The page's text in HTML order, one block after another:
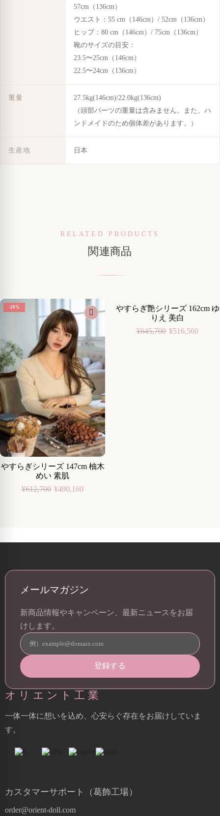
57cm（136cm）
ウエスト：55 cm（146cm）/ 52cm（136cm）
ヒップ：80 cm（146cm）/ 75cm（136cm）
靴のサイズの目安：
23.5〜25cm（146cm）
22.5〜24cm（136cm）
重量
27.5kg(146cm)/22.0kg(136cm)
（頭部パーツの重量は含みません。また、ハ
ンドメイドのため個体差があります。）
生産地 日本
RELATED PRODUCTS
関連商品
-20%
やすらぎシリーズ 147cm 柚木
めい 素肌
¥612,700 ¥490,160
-20%
やすらぎ艶シリーズ 162cm ゆ
りえ 美白
¥645,700 ¥516,560
メールマガジン
新商品情報やキャンペーン、最新ニュースをお届
けします。
オリエント工業
一体一体に想いを込め、心安らぐ存在をお届けしていま
す。
カスタマーサポート（葛飾工場）
order@orient-doll.com